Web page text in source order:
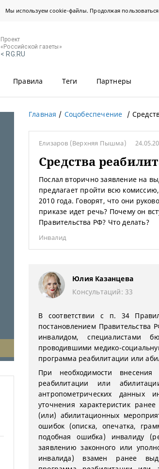
Мы используем cookie-файлы. Продолжая
Проект
«Российской газеты»
< RG.RU
Правила Теги Партнеры
Главная Соцобеспечение
Елизаров (Верхняя Пышма)
Средства
Послал вторично заявление на
предлагает пройти всю
2010 года. Говорят, что они
приказе идет речь? Почему он
Правительства РФ? Что делать?
Инвалид
Юлия Казанцева
Консультаций: 33
В соответствии с п. 34
постановлением Правительства
инвалидом, специалистами
проводившими медико-
программа реабилитации или
При необходимости
реабилитации или
антропометрических данных
уточнения характеристик
(или) абилитационных
ошибок (описка, опечатка,
подобная ошибка) инвалиду
заявлению законного или
инвалида) взамен ранее